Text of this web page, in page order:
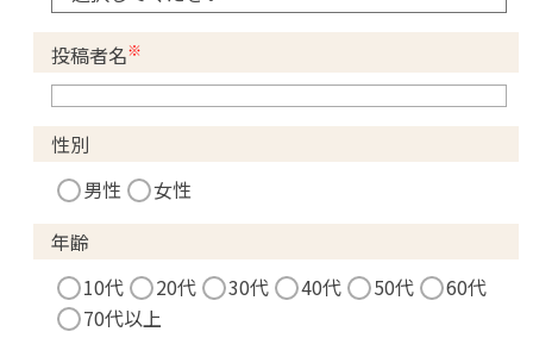
投稿者名※
性別
男性
女性
年齢
10代
20代 30代 40代 50代
60代
70代以上